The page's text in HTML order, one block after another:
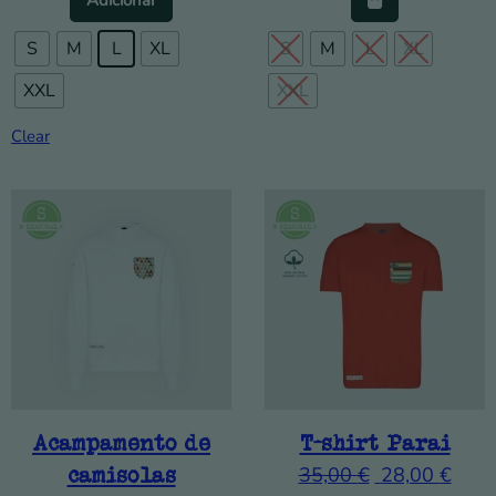
S M L
XL
XXL
Clear
S M L
XL
XXL
Acampamento de
camisolas
T-shirt Parai
35,00€ 28,00 €